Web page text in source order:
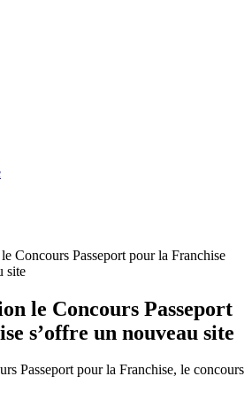
Concours Passeport pour la Franchise
site
le Concours Passeport
s’offre un nouveau site
Passeport pour la Franchise, le concours